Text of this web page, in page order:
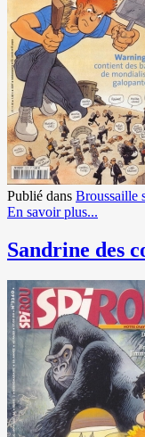
Publié dans Broussaille
En savoir plus...
Sandrine des